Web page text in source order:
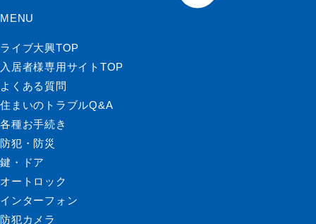
MENU
ライブ大興TOP
入居者様専用サイトTOP
よくある質問
住まいのトラブルQ&A
各種お手続き
防犯・防災
鍵・ドア
オートロック
インターフォン
防犯カメラ